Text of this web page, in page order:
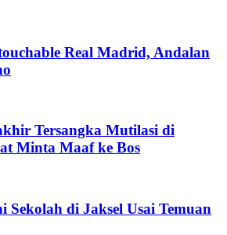
Real Madrid, Andalan
Tersangka Mutilasi di
Minta Maaf ke Bos
Sekolah di Jaksel Usai Temuan